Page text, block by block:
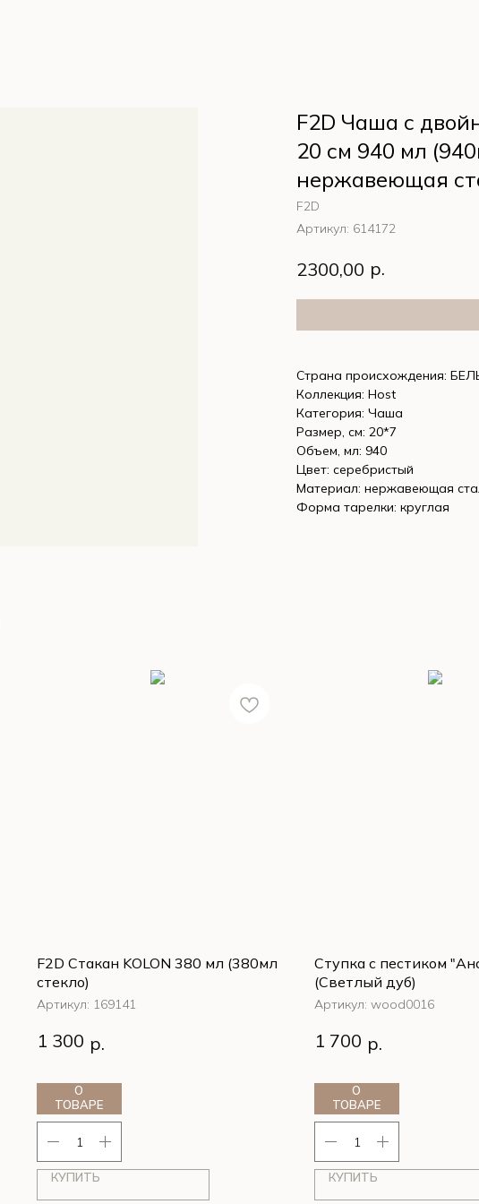
F2D Чаша с
20 см 940 мл
нержавеющая
F2D
Артикул: 614172
2300,00 р.
Страна происхождения:
Коллекция: Host
Категория: Чаша
Размер, см: 20*7
Объем, мл: 940
Цвет: серебристый
Материал: нержавеющая
Форма тарелки: круглая
F2D Стакан KOLON 380 мл (380мл
стекло)
Артикул: 169141
1 300 р.
О
ТОВАРЕ
КУПИТЬ
Ступка с пестиком
(Светлый дуб)
Артикул: wood0016
1 700 р.
О
ТОВАРЕ
КУПИТЬ